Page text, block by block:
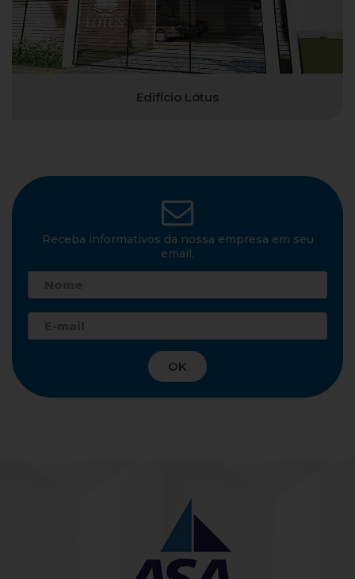
Edifício Lótus
Receba informativos da nossa empresa em seu
email.
OK